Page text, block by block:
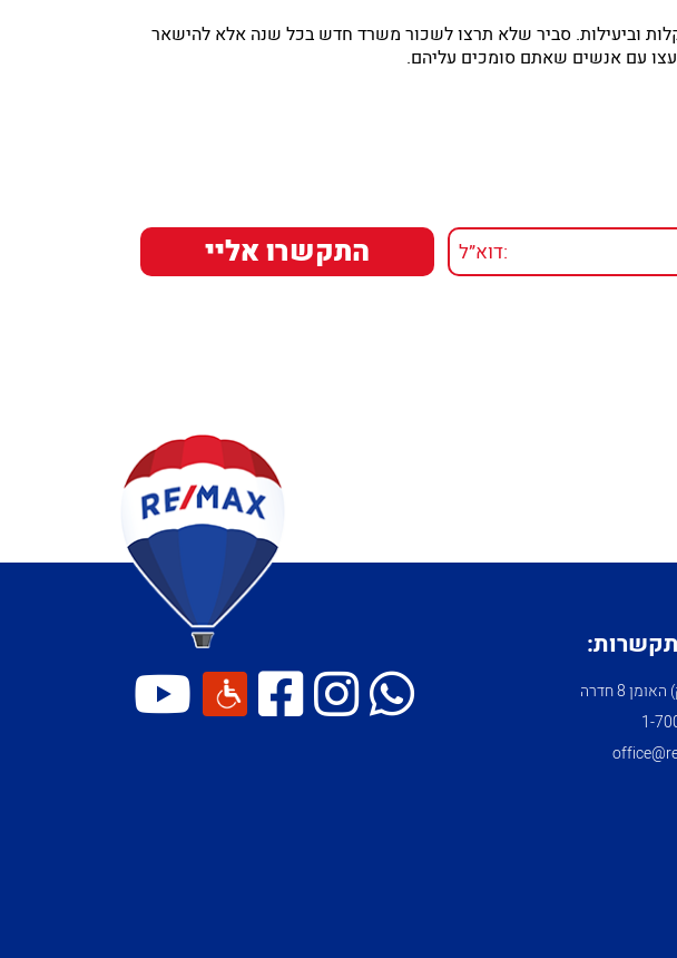
וביעילות. סביר שלא תרצו לשכור משרד חדש בכל שנה אלא להישאר
עם אנשים שאתם סומכים עליהם.
8 חדרה
1­-